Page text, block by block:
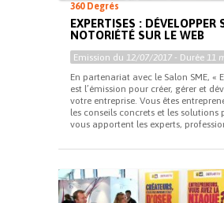
360 Degrés
EXPERTISES : DÉVELOPPER
NOTORIÉTÉ SUR LE WEB
Emission du 12/07/2017 - Durée 11
En partenariat avec le Salon SME, «
est l’émission pour créer, gérer et
votre entreprise. Vous êtes
les conseils concrets et les solutions
vous apportent les experts,